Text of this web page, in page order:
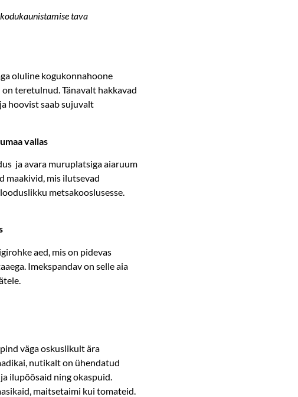
tava
oluline kogukonnahoone
teretulnud. Tänavalt hakkavad
hoovist saab sujuvalt
vallas
ja avara muruplatsiga aiaruum
maakivid, mis ilutsevad
metsakooslusesse.
aed, mis on pidevas
Imekspandav on selle aia
väga oskuslikult ära
nutikalt on ühendatud
ilupõõsaid ning okaspuid.
maitsetaimi kui tomateid.